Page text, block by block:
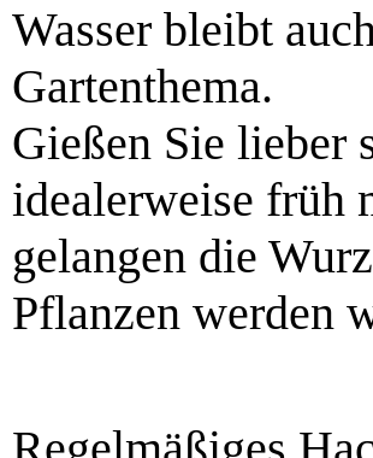
Wasser bleibt
Gartenthema.
Gießen Sie lieber
idealerweise früh
gelangen die
Pflanzen werden